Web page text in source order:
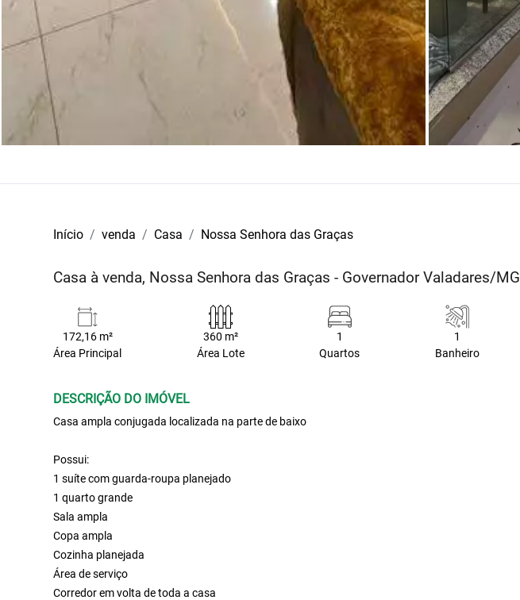
Início venda Casa Nossa Senhora das Graças
Casa à venda, Nossa Senhora das Graças - Governador Valadares/MG
172,16 m²
Área Principal
360 m²
Área Lote
1
Quartos
1
Banheiro
DESCRIÇÃO DO IMÓVEL
Casa ampla conjugada localizada na parte de baixo
Possui:
1 suíte com guarda-roupa planejado
1 quarto grande
Sala ampla
Copa ampla
Cozinha planejada
Área de serviço
Corredor em volta de toda a casa